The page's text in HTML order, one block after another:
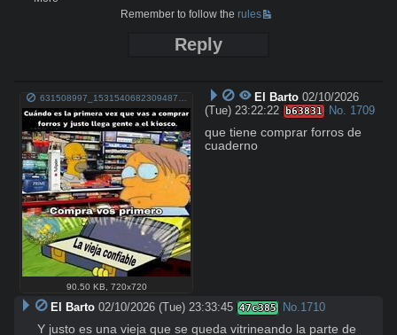
Remember to follow therules
Reply
90.50 KB 720x720
El Barto 02/10/2026
(Tue) 23:22:22
b63831 No. 1709
que tiene comprar forros de
cuaderno
El Barto 02/10/2026 (Tue) 23:33:45 47c385 No.1710
Y justo es una vieja que se queda vitrineando la parte de